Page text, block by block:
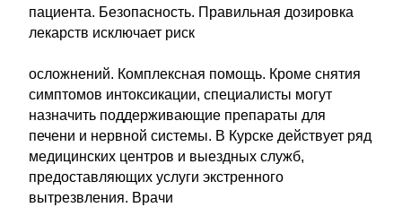
пациента. Безопасность. Правильная дозировка
лекарств исключает риск
осложнений. Комплексная помощь. Кроме снятия
симптомов интоксикации, специалисты могут
назначить поддерживающие препараты для
печени и нервной системы. В Курске действует ряд
медицинских центров и выездных служб,
предоставляющих услуги экстренного
вытрезвления. Врачи